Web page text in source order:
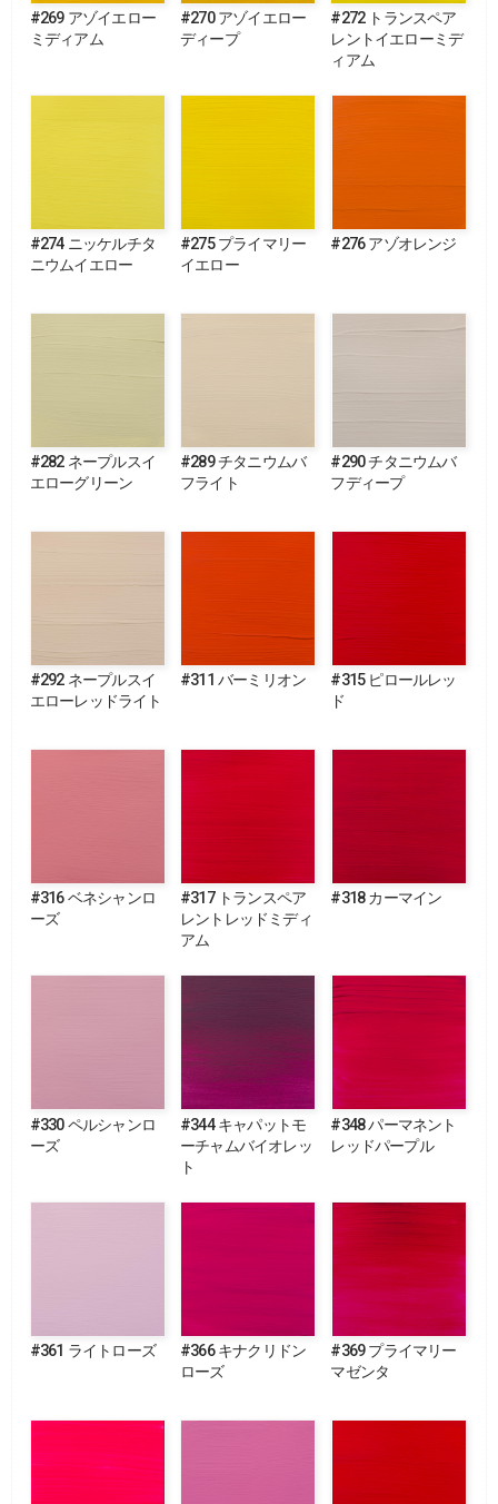
#269 アゾイエロー
ミディアム
#270 アゾイエロー
ディープ
#272 トランスペア
レントイエローミデ
ィアム
#274 ニッケルチタ
ニウムイエロー
#275 プライマリー
イエロー
#276 アゾオレンジ
#282 ネープルスイ
エローグリーン
#289 チタニウムバ
フライト
#290 チタニウムバ
フディープ
#292 ネープルスイ
エローレッドライト
#311 バーミリオン
#315 ピロールレッ
ド
#316 ベネシャンロ
ーズ
#317 トランスペア
レントレッドミディ
アム
#318 カーマイン
#330 ペルシャンロ
ーズ
#344 キャパットモ
ーチャムバイオレッ
ト
#348 パーマネント
レッドパープル
#361 ライトローズ
#366 キナクリドン
ローズ
#369 プライマリー
マゼンタ